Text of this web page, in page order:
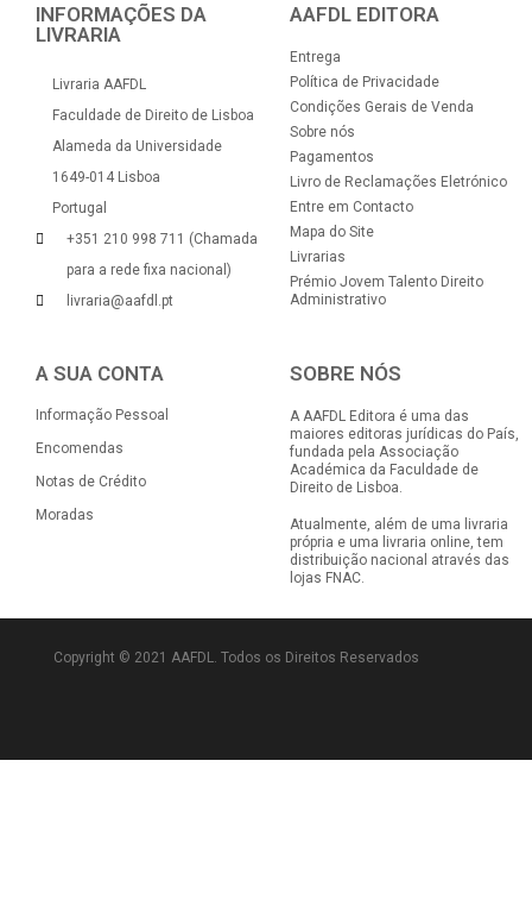
INFORMAÇÕES DA
LIVRARIA
Livraria AAFDL
Faculdade de Direito de Lisboa
Alameda da Universidade
1649-014 Lisboa
Portugal
+351 210 998 711 (Chamada
para a rede fixa nacional)
livraria@aafdl.pt
AAFDL EDITORA
Entrega
Política de Privacidade
Condições Gerais de Venda
Sobre nós
Pagamentos
Livro de Reclamações Eletrónico
Entre em Contacto
Mapa do Site
Livrarias
Prémio Jovem Talento Direito
Administrativo
A SUA CONTA
Informação Pessoal
Encomendas
Notas de Crédito
Moradas
SOBRE NÓS
A AAFDL Editora é uma das
maiores editoras jurídicas do País,
fundada pela Associação
Académica da Faculdade de
Direito de Lisboa.
Atualmente, além de uma livraria
própria e uma livraria online, tem
distribuição nacional através das
lojas FNAC.
Copyright © 2021 AAFDL. Todos os Direitos Reservados